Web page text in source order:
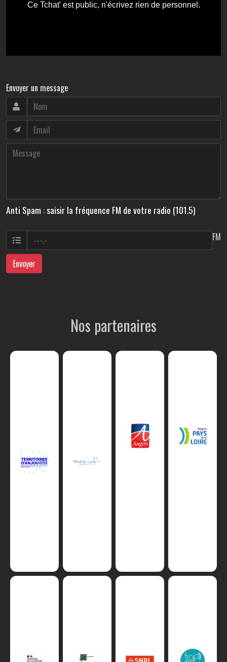
Envoyer un message
Anti Spam : saisir la fréquence FM de votre radio (101.5)
FM
Envoyer
Nos partenaires